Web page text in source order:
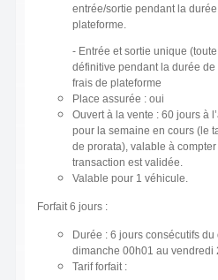
entrée/sortie pendant la
plateforme.
- Entrée et sortie unique
définitive pendant la durée
frais de plateforme
Place assurée : oui
Ouvert à la vente : 60 jours à
pour la semaine en cours (le
de prorata), valable à
transaction est validée.
Valable pour 1 véhicule.
Forfait 6 jours :
Durée : 6 jours consécutifs
dimanche 00h01 au vendredi
Tarif forfait :